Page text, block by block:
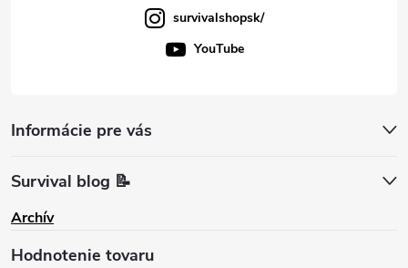
survivalshopsk/
YouTube
Informácie pre vás
Survival blog 📝
Archív
Hodnotenie tovaru